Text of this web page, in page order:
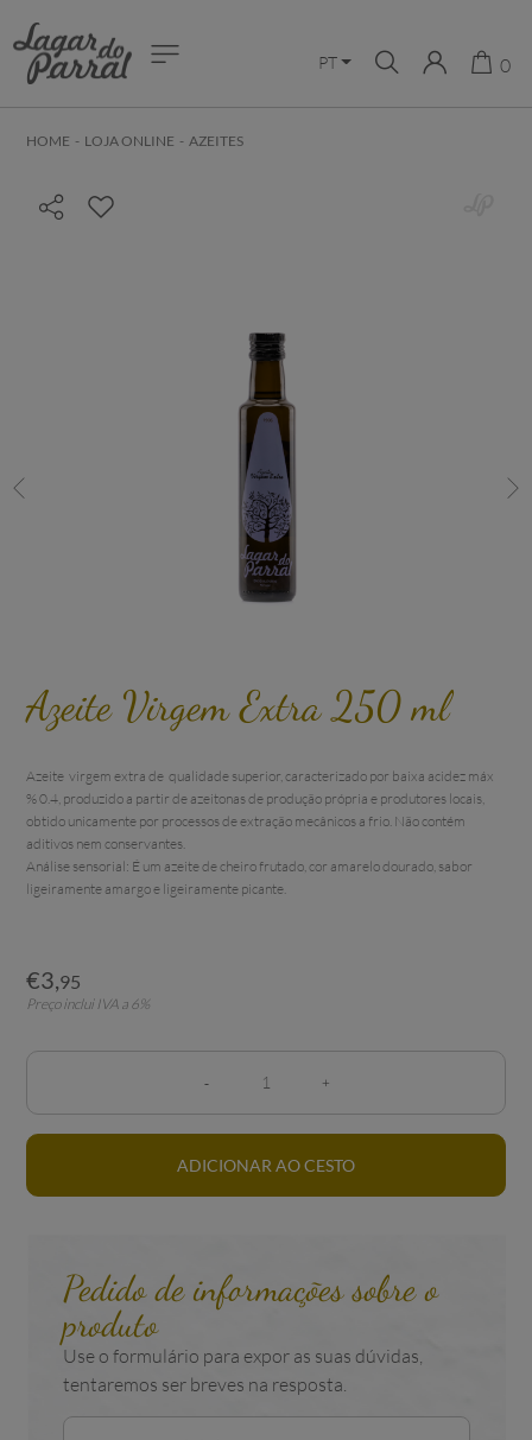
PT 0
HOME - LOJA ONLINE -AZEITES
Azeite Virgem Extra 250 ml
Azeite  virgem extra de  qualidade superior, caracterizado por baixa acidez máx
% 0.4, produzido a partir de azeitonas de produção própria e produtores locais,
obtido unicamente por processos de extração mecânicos a frio. Não contém
aditivos nem conservantes.
Análise sensorial: É um azeite de cheiro frutado, cor amarelo dourado, sabor
ligeiramente amargo e ligeiramente picante.
€3,95
Preço inclui IVA a 6%
ADICIONAR AO CESTO
Pedido de informações sobre o
produto
Use o formulário para expor as suas dúvidas,
tentaremos ser breves na resposta.